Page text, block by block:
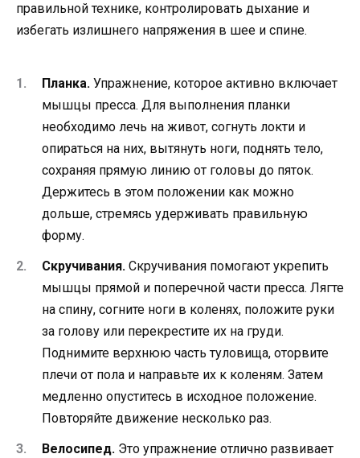
правильной технике, контролировать дыхание и
избегать излишнего напряжения в шее и спине.
Планка. Упражнение, которое активно включает
мышцы пресса. Для выполнения планки
необходимо лечь на живот, согнуть локти и
опираться на них, вытянуть ноги, поднять тело,
сохраняя прямую линию от головы до пяток.
Держитесь в этом положении как можно
дольше, стремясь удерживать правильную
форму.
Скручивания. Скручивания помогают укрепить
мышцы прямой и поперечной части пресса. Лягте
на спину, согните ноги в коленях, положите руки
за голову или перекрестите их на груди.
Поднимите верхнюю часть туловища, оторвите
плечи от пола и направьте их к коленям. Затем
медленно опуститесь в исходное положение.
Повторяйте движение несколько раз.
Велосипед. Это упражнение отлично развивает